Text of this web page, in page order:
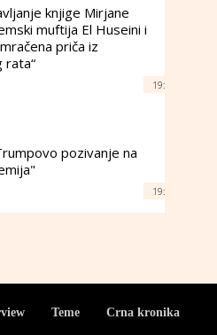
knjige Mirjane
muftija El Huseini i
priča iz
rata“
19:
pozivanje na
19:
Teme Crna kronika